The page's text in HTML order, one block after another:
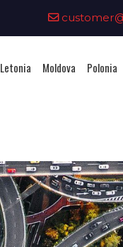
Letonia Moldova Polonia